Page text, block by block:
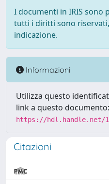
I documenti in IRIS sono
tutti i diritti sono
indicazione.
Informazioni
Utilizza questo
link a questo documento:
https://hdl.handle.net/
Citazioni